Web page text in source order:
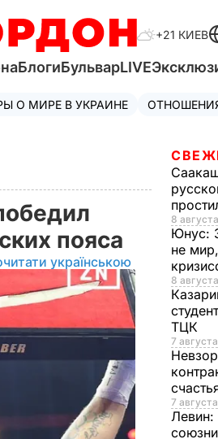
+21 КИЕВ
БлогиБульварLIVE
О МИРЕ В УКРАИНЕ
пояса
українською
8
Юнус:
не
8
ТЦК
7
7
Левин: